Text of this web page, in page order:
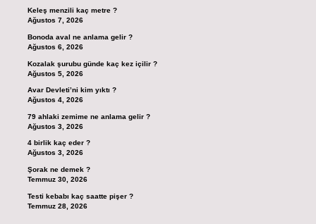
Keleş menzili kaç metre ?
Ağustos 7, 2026
Bonoda aval ne anlama gelir ?
Ağustos 6, 2026
Kozalak şurubu günde kaç kez içilir ?
Ağustos 5, 2026
Avar Devleti’ni kim yıktı ?
Ağustos 4, 2026
79 ahlaki zemime ne anlama gelir ?
Ağustos 3, 2026
4 birlik kaç eder ?
Ağustos 3, 2026
Şorak ne demek ?
Temmuz 30, 2026
Testi kebabı kaç saatte pişer ?
Temmuz 28, 2026